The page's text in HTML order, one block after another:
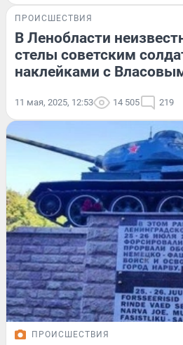
ПРОИСШЕСТВИЯ
В Ленобласти
стелы советским
наклейками с
11 мая, 2025, 12:53 14 505 219
ПРОИСШЕСТВИЯ